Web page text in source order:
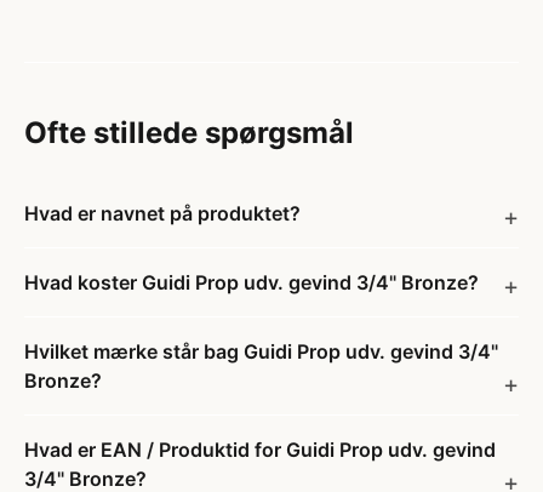
Ofte stillede spørgsmål
Hvad er navnet på produktet?
Hvad koster Guidi Prop udv. gevind 3/4" Bronze?
Hvilket mærke står bag Guidi Prop udv. gevind 3/4"
Bronze?
Hvad er EAN / Produktid for Guidi Prop udv. gevind
3/4" Bronze?